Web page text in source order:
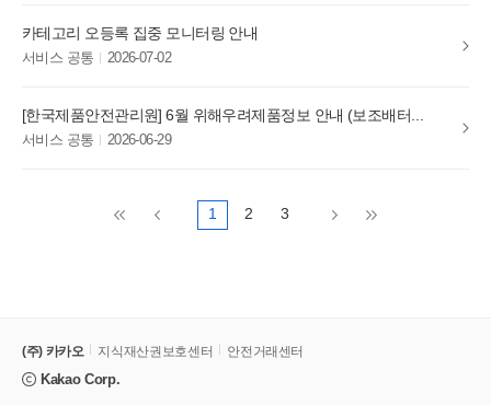
서비스 공통
카테고리 오등록 집중 모니터링 안내
2026-07-02
서비스 공통
[한국제품안전관리원] 6월 위해우려제품정보 안내 (보조배터리)
2026-06-29
1 2 3
(주) 카카오 지식재산권보호센터 안전거래센터
Kakao Corp.